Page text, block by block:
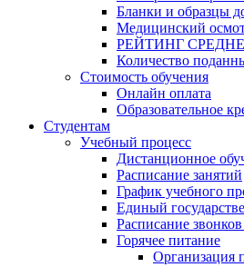
Бланки и образцы
Медицинский
РЕЙТИНГ
Количество
Стоимость обучения
Онлайн оплата
Образовательное
Студентам
Учебный процесс
Дистанционное
Расписание занятий
График учебного
Единый
Расписание
Горячее питание